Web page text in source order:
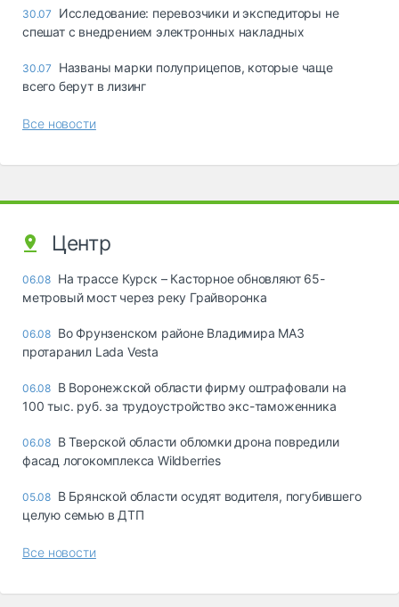
30.07
Исследование: перевозчики и экспедиторы не
спешат с внедрением электронных накладных
30.07
Названы марки полуприцепов, которые чаще
всего берут в лизинг
Все новости
Центр
06.08 На трассе Курск – Касторное обновляют 65-
метровый мост через реку Грайворонка
06.08 Во Фрунзенском районе Владимира МАЗ
протаранил Lada Vesta
06.08 В Воронежской области фирму оштрафовали на
100 тыс. руб. за трудоустройство экс-таможенника
06.08 В Тверской области обломки дрона повредили
фасад логокомплекса Wildberries
05.08 В Брянской области осудят водителя, погубившего
целую семью в ДТП
Все новости